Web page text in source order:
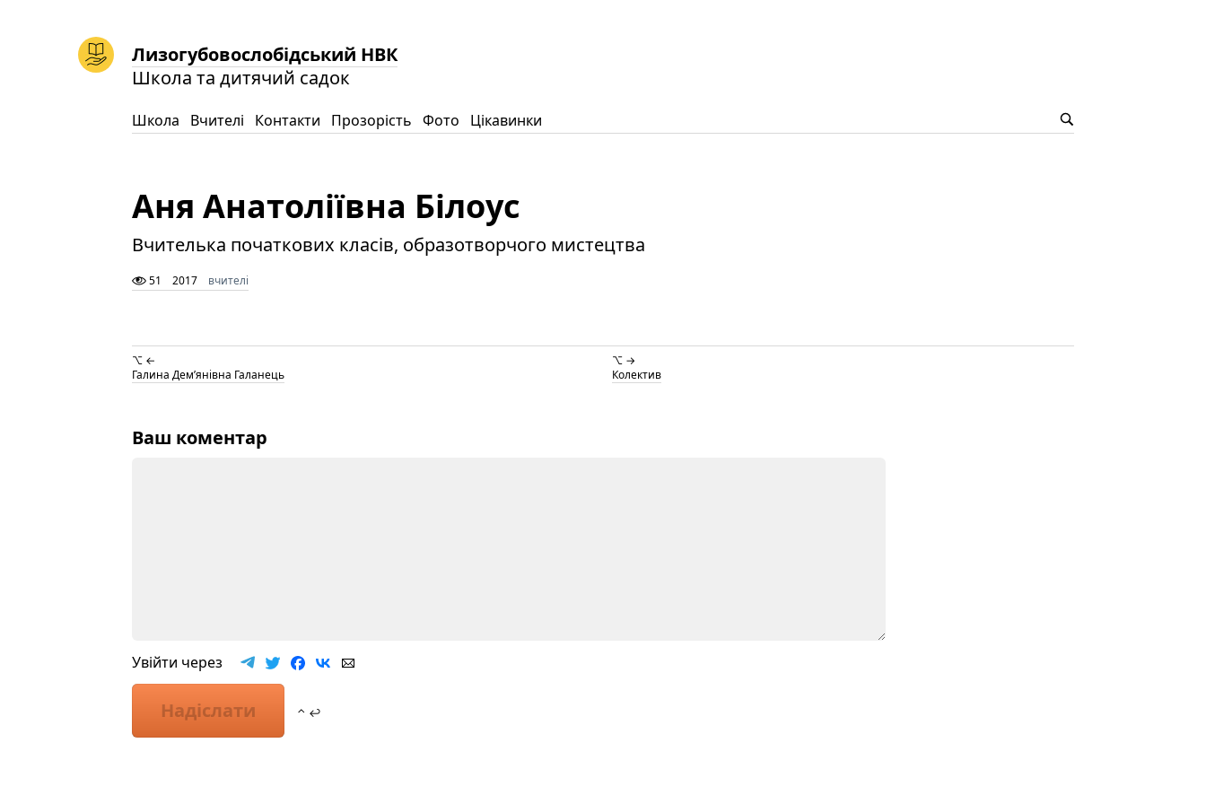
Лизогубовослобідський НВК
Школа та дитячий садок
Школа Вчителі Контакти Прозорість Фото Цікавинки
Аня Анатоліївна Білоус
Вчителька початкових класів, образотворчого мистецтва
51 2017 вчителі
⌥ ←
Галина Дем’янівна Галанець
⌥ →
Колектив
Ваш коментар
Увійти через
Надіслати ⌃ ↩